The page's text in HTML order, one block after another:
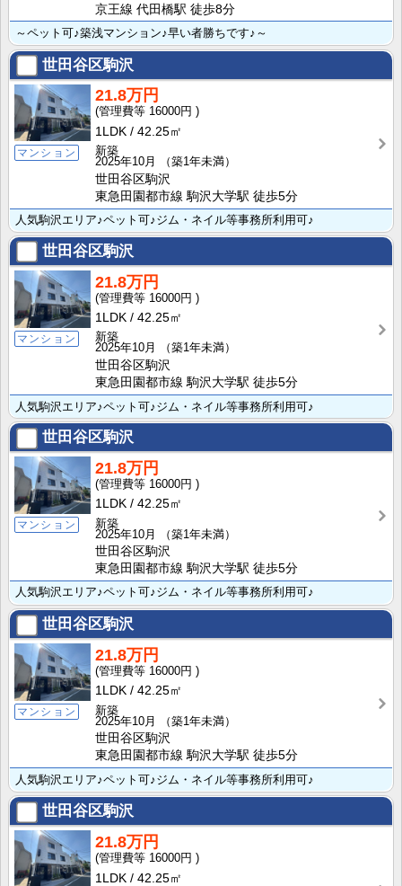
京王線 代田橋駅 徒歩8分
～ペット可♪築浅マンション♪早い者勝ちです♪～
世田谷区駒沢
マンション
21.8万円
16000円
1LDK
42.25㎡
新築
2025年10月
（築1年未満）
世田谷区駒沢
東急田園都市線 駒沢大学駅 徒歩5分
人気駒沢エリア♪ペット可♪ジム・ネイル等事務所利用可♪
世田谷区駒沢
マンション
21.8万円
16000円
1LDK
42.25㎡
新築
2025年10月
（築1年未満）
世田谷区駒沢
東急田園都市線 駒沢大学駅 徒歩5分
人気駒沢エリア♪ペット可♪ジム・ネイル等事務所利用可♪
世田谷区駒沢
マンション
21.8万円
16000円
1LDK
42.25㎡
新築
2025年10月
（築1年未満）
世田谷区駒沢
東急田園都市線 駒沢大学駅 徒歩5分
人気駒沢エリア♪ペット可♪ジム・ネイル等事務所利用可♪
世田谷区駒沢
マンション
21.8万円
16000円
1LDK
42.25㎡
新築
2025年10月
（築1年未満）
世田谷区駒沢
東急田園都市線 駒沢大学駅 徒歩5分
人気駒沢エリア♪ペット可♪ジム・ネイル等事務所利用可♪
世田谷区駒沢
21.8万円
16000円
1LDK
42.25㎡